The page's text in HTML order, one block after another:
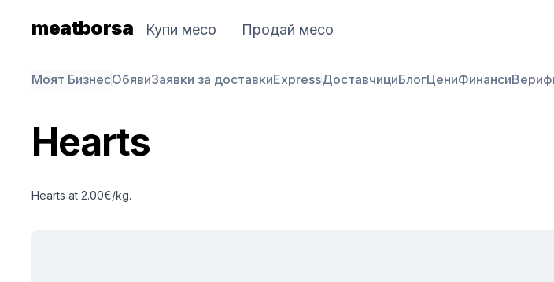
meatborsa Купи месо Продай месо
Моят БизнесОбявиЗаявки за доставкиExpressДоставчициБлогЦениФинанси
Hearts
Hearts at 2.00€/kg.